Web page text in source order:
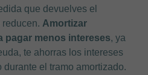
que devuelves el
Amortizar
pagar menos intereses, ya
te ahorras los intereses
durante el tramo amortizado.